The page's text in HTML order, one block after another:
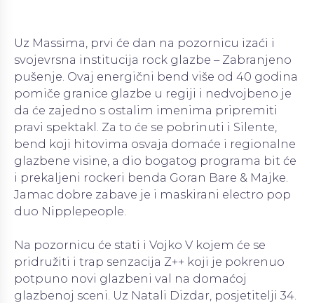
Uz Massima, prvi će dan na pozornicu izaći i
svojevrsna institucija rock glazbe – Zabranjeno
pušenje. Ovaj energični bend više od 40 godina
pomiče granice glazbe u regiji i nedvojbeno je
da će zajedno s ostalim imenima pripremiti
pravi spektakl. Za to će se pobrinuti i Silente,
bend koji hitovima osvaja domaće i regionalne
glazbene visine, a dio bogatog programa bit će
i prekaljeni rockeri benda Goran Bare & Majke.
Jamac dobre zabave je i maskirani electro pop
duo Nipplepeople.
Na pozornicu će stati i Vojko V kojem će se
pridružiti i trap senzacija Z++ koji je pokrenuo
potpuno novi glazbeni val na domaćoj
glazbenoj sceni. Uz Natali Dizdar, posjetitelji 34.